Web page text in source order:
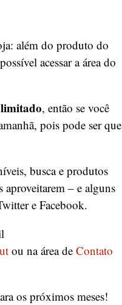
além do produto do
acessar a área do
, então se você
pois pode ser que
busca e produtos
aproveitarem – e alguns
e Facebook.
ou na área de Contato
os próximos meses!